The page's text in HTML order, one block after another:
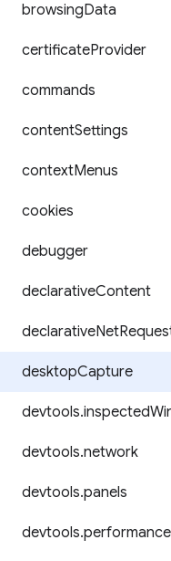
browsingData
certificateProvider
commands
contentSettings
contextMenus
cookies
debugger
declarativeContent
declarativeNet
desktopCapture
devtools.inspected
devtools.network
devtools.panels
devtools.performance